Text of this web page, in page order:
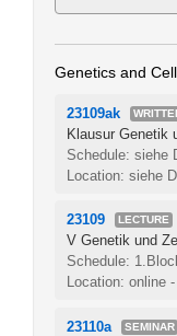
Genetics and
23109ak
Klausur Genetik
Schedule: siehe
Location: siehe
23109 LECTURE
V Genetik und
Schedule:
Location: online
23110a SEMINAR